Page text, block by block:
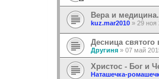
Вера и медицина.
kuz.mar2010 » 29 ноя
Десница святого
Другиня » 07 май
Христос - Бог и
Наташечка-